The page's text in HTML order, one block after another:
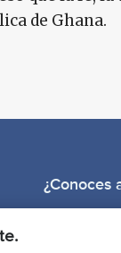
de Ghana.
¿Conoces